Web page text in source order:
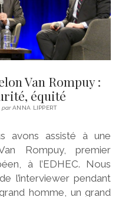
Van Rompuy :
équité
parANNA LIPPERT
avons assisté à une
Rompuy, premier
à l’EDHEC. Nous
l’interviewer pendant
homme, un grand